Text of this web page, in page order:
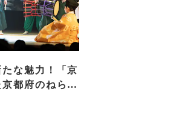
な魅力！「京
都府のねらい